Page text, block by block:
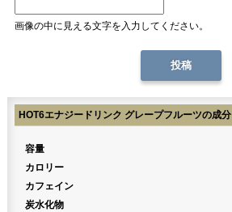
画像の中に見える文字を入力してください。
HOT6エナジードリンク グレープフルーツの成分
容量
カロリー
カフェイン
炭水化物